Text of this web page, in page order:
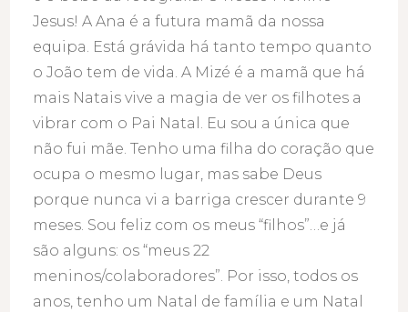
Jesus! A Ana é a futura mamã da nossa
equipa. Está grávida há tanto tempo quanto
o João tem de vida. A Mizé é a mamã que há
mais Natais vive a magia de ver os filhotes a
vibrar com o Pai Natal. Eu sou a única que
não fui mãe. Tenho uma filha do coração que
ocupa o mesmo lugar, mas sabe Deus
porque nunca vi a barriga crescer durante 9
meses. Sou feliz com os meus “filhos”…e já
são alguns: os “meus 22
meninos/colaboradores”. Por isso, todos os
anos, tenho um Natal de família e um Natal